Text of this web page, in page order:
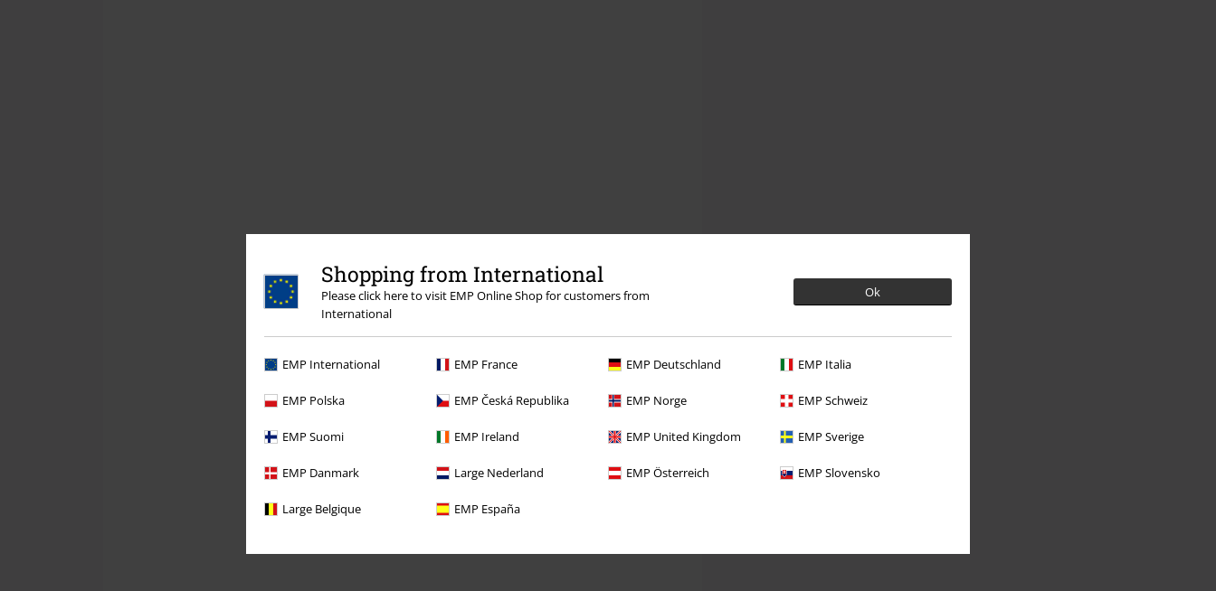
Shopping from International
Please click here to visit EMP Online Shop for customers from
International
Ok
EMP International EMP France EMP Deutschland EMP Italia
EMP Polska EMP Česká Republika EMP Norge EMP Schweiz
EMP Suomi EMP Ireland EMP United Kingdom EMP Sverige
EMP Danmark Large Nederland EMP Österreich EMP Slovensko
Large Belgique EMP España